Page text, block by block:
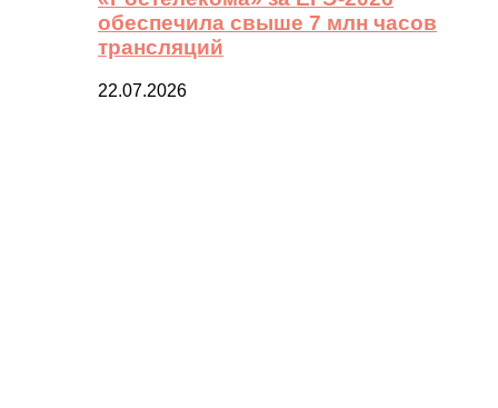
обеспечила свыше 7 млн часов
трансляций
22.07.2026